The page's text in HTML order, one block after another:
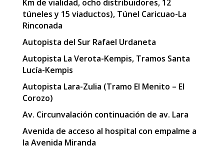
Km de vialidad, ocho distribuidores, 12
túneles y 15 viaductos), Túnel Caricuao-La
Rinconada
Autopista del Sur Rafael Urdaneta
Autopista La Verota-Kempis, Tramos Santa
Lucía-Kempis
Autopista Lara-Zulia (Tramo El Menito – El
Corozo)
Av. Circunvalación continuación de av. Lara
Avenida de acceso al hospital con empalme a
la Avenida Miranda